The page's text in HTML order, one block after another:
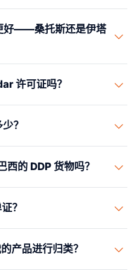
为38-48天；深圳到巴拉
拆箱需增加5-7天。通过
另加7-14天，具体取决于
放行；红色通道需全面查
好——桑托斯还是伊塔
伊塔雅伊和纳维甘特斯均位
，对某些产品类别历来享
付到巴西南部的进口商的
于您的货物类型、NCM
交付地点。我们的合作伙
许可证吗？
注册。共有三个级别：
为15万美元——适合偶尔进
无限制，需提供财务能力
特定企业类型的快速审批通
办理。我们的合作报关行
。
？
制性海运税费，对所有海运
。该税费用于资助由
无法豁免，无论承运人
征收，必须在 DI 放行前缴
物。
的 DDP 货物吗？
口主体预先缴纳 II、IPI、
。由于 Suaid
体，我们自身不担任巴西
们的合作伙伴提
？
个产品线的 NCM 归类、
DECEX 事先批准时的
产品进行归类？